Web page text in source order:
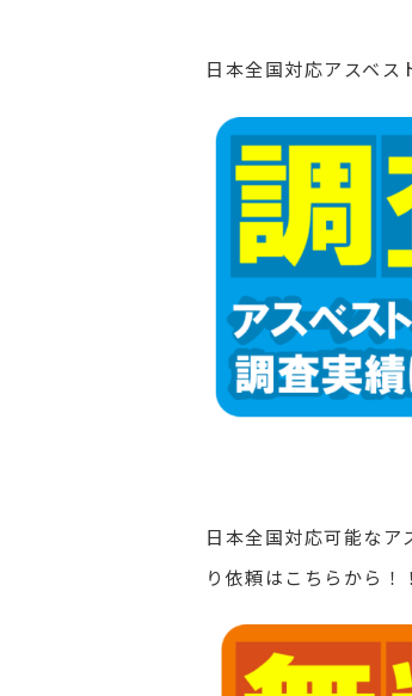
日本全国対応アスベ
日本全国対応可能な
り依頼はこちらから！！